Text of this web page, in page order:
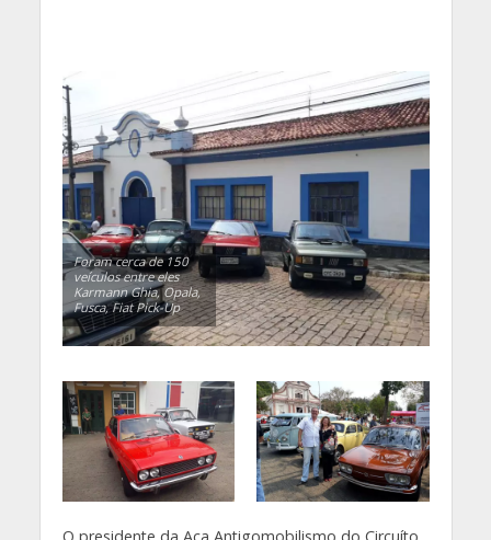
Foram cerca de 150
veículos entre eles
Karmann Ghia, Opala,
Fusca, Fiat Pick-Up